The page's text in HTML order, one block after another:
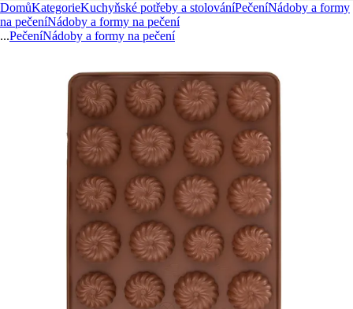
DomůKategorieKuchyňské potřeby a stolováníPečeníNádoby a formy
na pečeníNádoby a formy na pečení
...PečeníNádoby a formy na pečení